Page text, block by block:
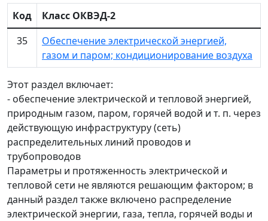
Код
Класс ОКВЭД-2
35
Обеспечение электрической энергией,
газом и паром; кондиционирование воздуха
Этот раздел включает:
- обеспечение электрической и тепловой энергией,
природным газом, паром, горячей водой и т. п. через
действующую инфраструктуру (сеть)
распределительных линий проводов и
трубопроводов
Параметры и протяженность электрической и
тепловой сети не являются решающим фактором; в
данный раздел также включено распределение
электрической энергии, газа, тепла, горячей воды и